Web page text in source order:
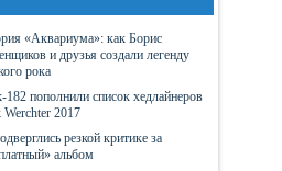
«Аквариума»: как Борис
и друзья создали легенду
рока
182 пополнили список хедлайнеров
Werchter 2017
резкой критике за
альбом